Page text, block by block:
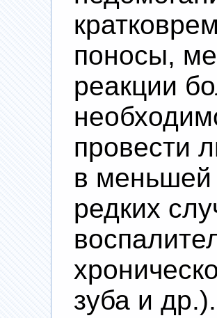
поносы,
реакции
провести
в меньшей
редких
зуба и